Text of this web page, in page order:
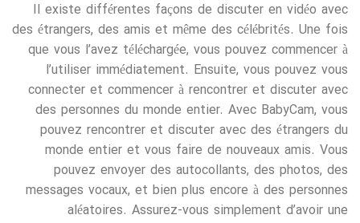
Il existe différentes façons de discuter en vidéo avec
des étrangers, des amis et même des célébrités. Une fois
que vous l’avez téléchargée, vous pouvez commencer à
l’utiliser immédiatement. Ensuite, vous pouvez vous
connecter et commencer à rencontrer et discuter avec
des personnes du monde entier. Avec BabyCam, vous
pouvez rencontrer et discuter avec des étrangers du
monde entier et vous faire de nouveaux amis. Vous
pouvez envoyer des autocollants, des photos, des
messages vocaux, et bien plus encore à des personnes
aléatoires. Assurez-vous simplement d’avoir une